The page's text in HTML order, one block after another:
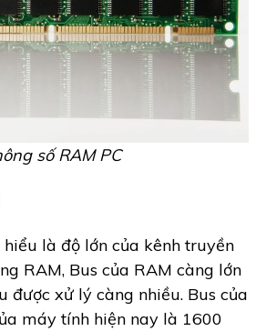
số RAM PC
là độ lớn của kênh truyền
RAM, Bus của RAM càng lớn
được xử lý càng nhiều. Bus của
máy tính hiện nay là 1600